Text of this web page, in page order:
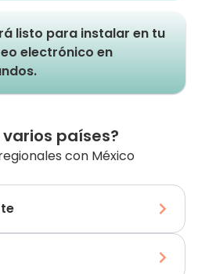
listo para instalar en tu
electrónico en
países?
con México